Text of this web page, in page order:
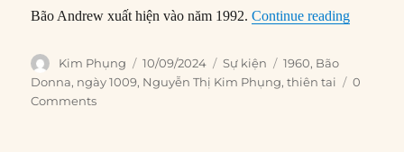
Bão Andrew xuất hiện vào năm 1992.Continue reading“10/09/
Author
Kim Phụng
Posted
on
10/09/2024 Categories
Sự kiện Tags
1960, Bão
Donna, ngày 1009, Nguyễn Thị Kim Phụng,thiên tai
0
Comments